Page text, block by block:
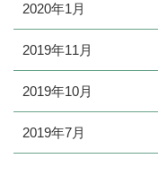
2020年1月
2019年11月
2019年10月
2019年7月